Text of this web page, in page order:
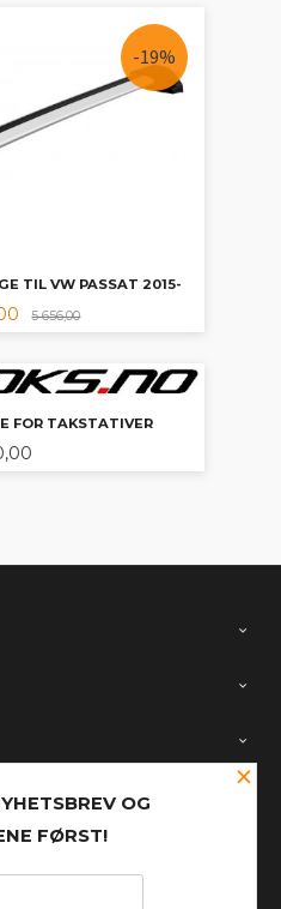
TIL VW PASSAT 2015-
5 656,00Rabatt
-19%
FOR TAKSTATIVER
×
OG
FØRST!